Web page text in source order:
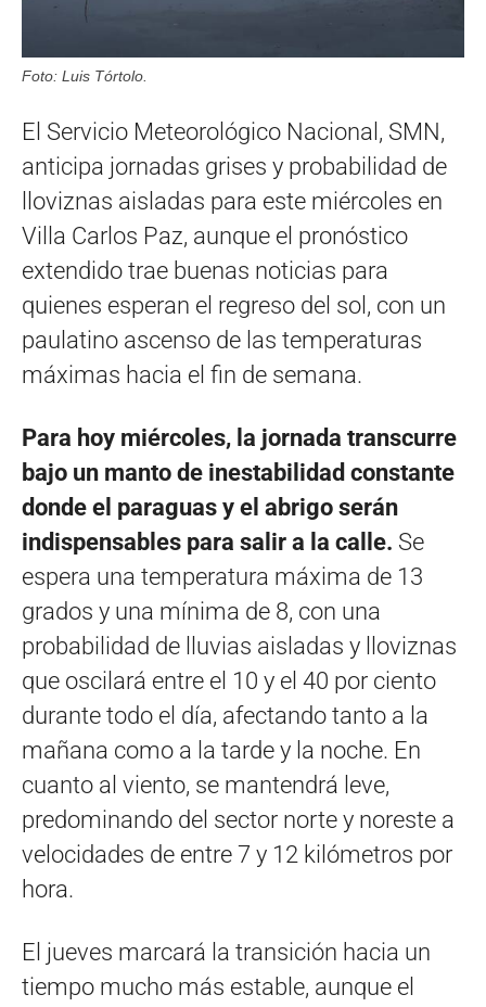
Foto: Luis Tórtolo.
El Servicio Meteorológico Nacional, SMN,
anticipa jornadas grises y probabilidad de
lloviznas aisladas para este miércoles en
Villa Carlos Paz, aunque el pronóstico
extendido trae buenas noticias para
quienes esperan el regreso del sol, con un
paulatino ascenso de las temperaturas
máximas hacia el fin de semana.
Para hoy miércoles, la jornada transcurre
bajo un manto de inestabilidad constante
donde el paraguas y el abrigo serán
indispensables para salir a la calle. Se
espera una temperatura máxima de 13
grados y una mínima de 8, con una
probabilidad de lluvias aisladas y lloviznas
que oscilará entre el 10 y el 40 por ciento
durante todo el día, afectando tanto a la
mañana como a la tarde y la noche. En
cuanto al viento, se mantendrá leve,
predominando del sector norte y noreste a
velocidades de entre 7 y 12 kilómetros por
hora.
El jueves marcará la transición hacia un
tiempo mucho más estable, aunque el